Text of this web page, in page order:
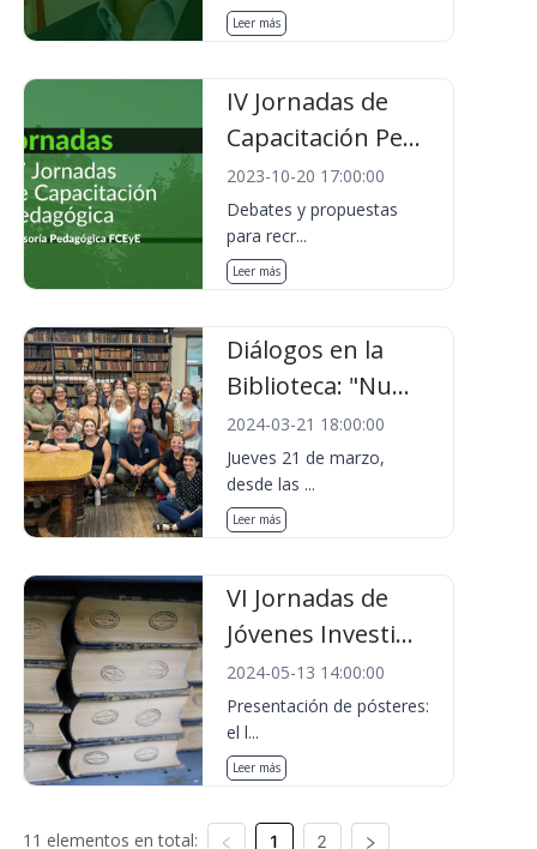
Leer más
IV Jornadas de
Capacitación Pe...
2023-10-20 17:00:00
Debates y propuestas
para recr...
Leer más
Diálogos en la
Biblioteca: "Nu...
2024-03-21 18:00:00
Jueves 21 de marzo,
desde las ...
Leer más
VI Jornadas de
Jóvenes Investi...
2024-05-13 14:00:00
Presentación de pósteres:
el l...
Leer más
11 elementos en total: 1 2